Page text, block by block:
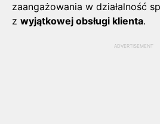
zaangażowania w działalność
z wyjątkowej obsługi klienta.
ADVERTISEMENT